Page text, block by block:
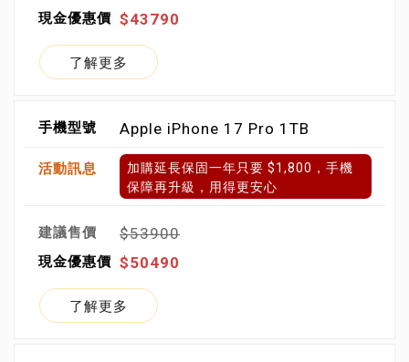
$43790
了解更多
Apple iPhone 17 Pro 1TB
加購延長保固一年只要 $1,800，手機
保障再升級，用得更安心
$53900
$50490
了解更多